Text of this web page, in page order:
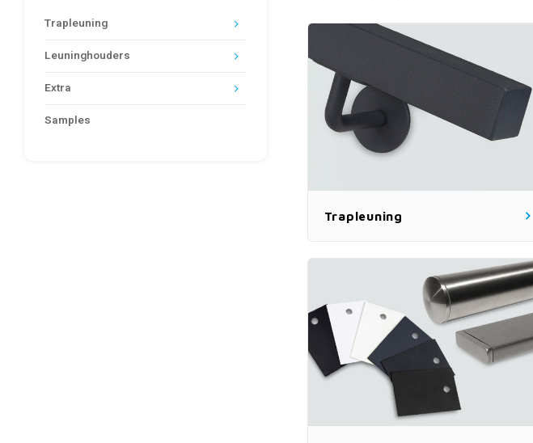
Trapleuning
Leuninghouders
Extra
Samples
Trapleuning